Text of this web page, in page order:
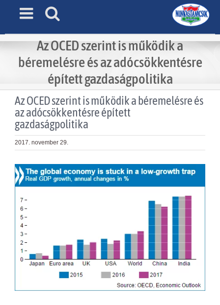
Az OCED szerint is működik a
béremelésre és az adócsökkentésre
épített gazdaságpolitika
Az OCED szerint is működik a béremelésre és
az adócsökkentésre épített
gazdaságpolitika
2017. november 29.
View
Larger
Image